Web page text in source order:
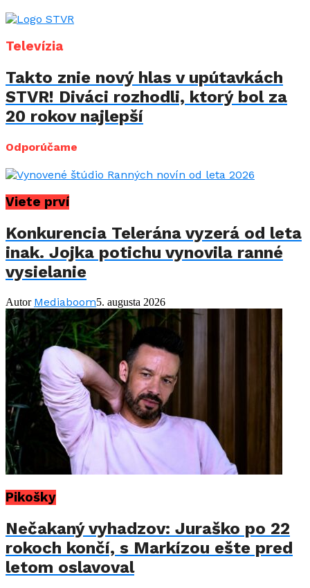
Televízia
Takto znie nový hlas v upútavkách
STVR! Diváci rozhodli, ktorý bol za
20 rokov najlepší
Odporúčame
Viete prví
Konkurencia Telerána vyzerá od leta
inak. Jojka potichu vynovila ranné
vysielanie
Autor Mediaboom5. augusta 2026
Pikošky
Nečakaný vyhadzov: Juraško po 22
rokoch končí, s Markízou ešte pred
letom oslavoval